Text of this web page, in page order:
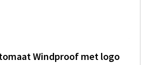
Windproof met logo